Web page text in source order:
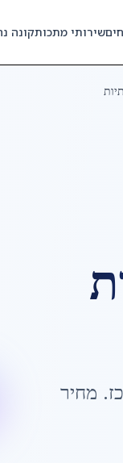
שירותי מתכותקונה
. מחיר